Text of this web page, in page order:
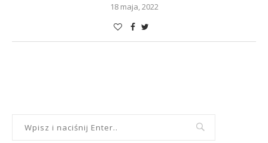
18 maja, 2022